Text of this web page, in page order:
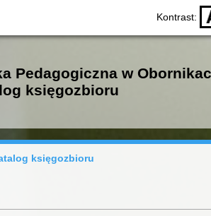
Kontrast:
Pedagogiczna w
księgozbioru
księgozbioru